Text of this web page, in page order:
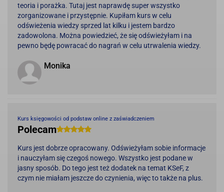
teoria i porażka. Tutaj jest naprawdę super wszystko
zorganizowane i przystępnie. Kupiłam kurs w celu
odświeżenia wiedzy sprzed lat kilku i jestem bardzo
zadowolona. Można powiedzieć, że się odświeżyłam i na
pewno będę powracać do nagrań w celu utrwalenia wiedzy.
Monika
Kurs księgowości od podstaw online z zaświadczeniem
Polecam
Kurs jest dobrze opracowany. Odświeżyłam sobie informacje
i nauczyłam się czegoś nowego. Wszystko jest podane w
jasny sposób. Do tego jest też dodatek na temat KSeF, z
czym nie miałam jeszcze do czynienia, więc to także na plus.